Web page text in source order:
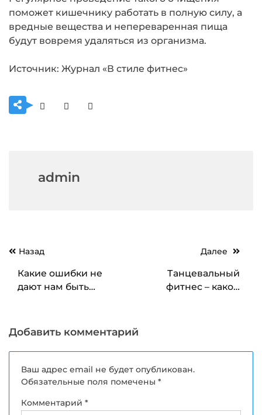
поможет кишечнику работать в полную силу, а
вредные вещества и непереваренная пища
будут вовремя удаляться из организма.
Источник: Журнал «В стиле фитнес»
admin
Навигация
записям
Назад
Какие ошибки не
дают нам быть
Далее
Танцевальный
фитнес – какой
Добавить комментарий
Ваш адрес email не будет опубликован.
Обязательные поля помечены *
Комментарий *